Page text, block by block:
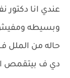
عندي انا
وبسيطه ومفيش
حاله من الملل
دي ف بيتقمص